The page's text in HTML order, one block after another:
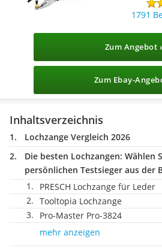
1791
Zum Angebot
Zum Ebay-
Inhaltsverzeichnis
Lochzange Vergleich 2026
Die besten Lochzangen: Wählen
persönlichen Testsieger aus der
PRESCH Lochzange für Leder
Tooltopia Lochzange
Pro-Master Pro-3824
mehr anzeigen